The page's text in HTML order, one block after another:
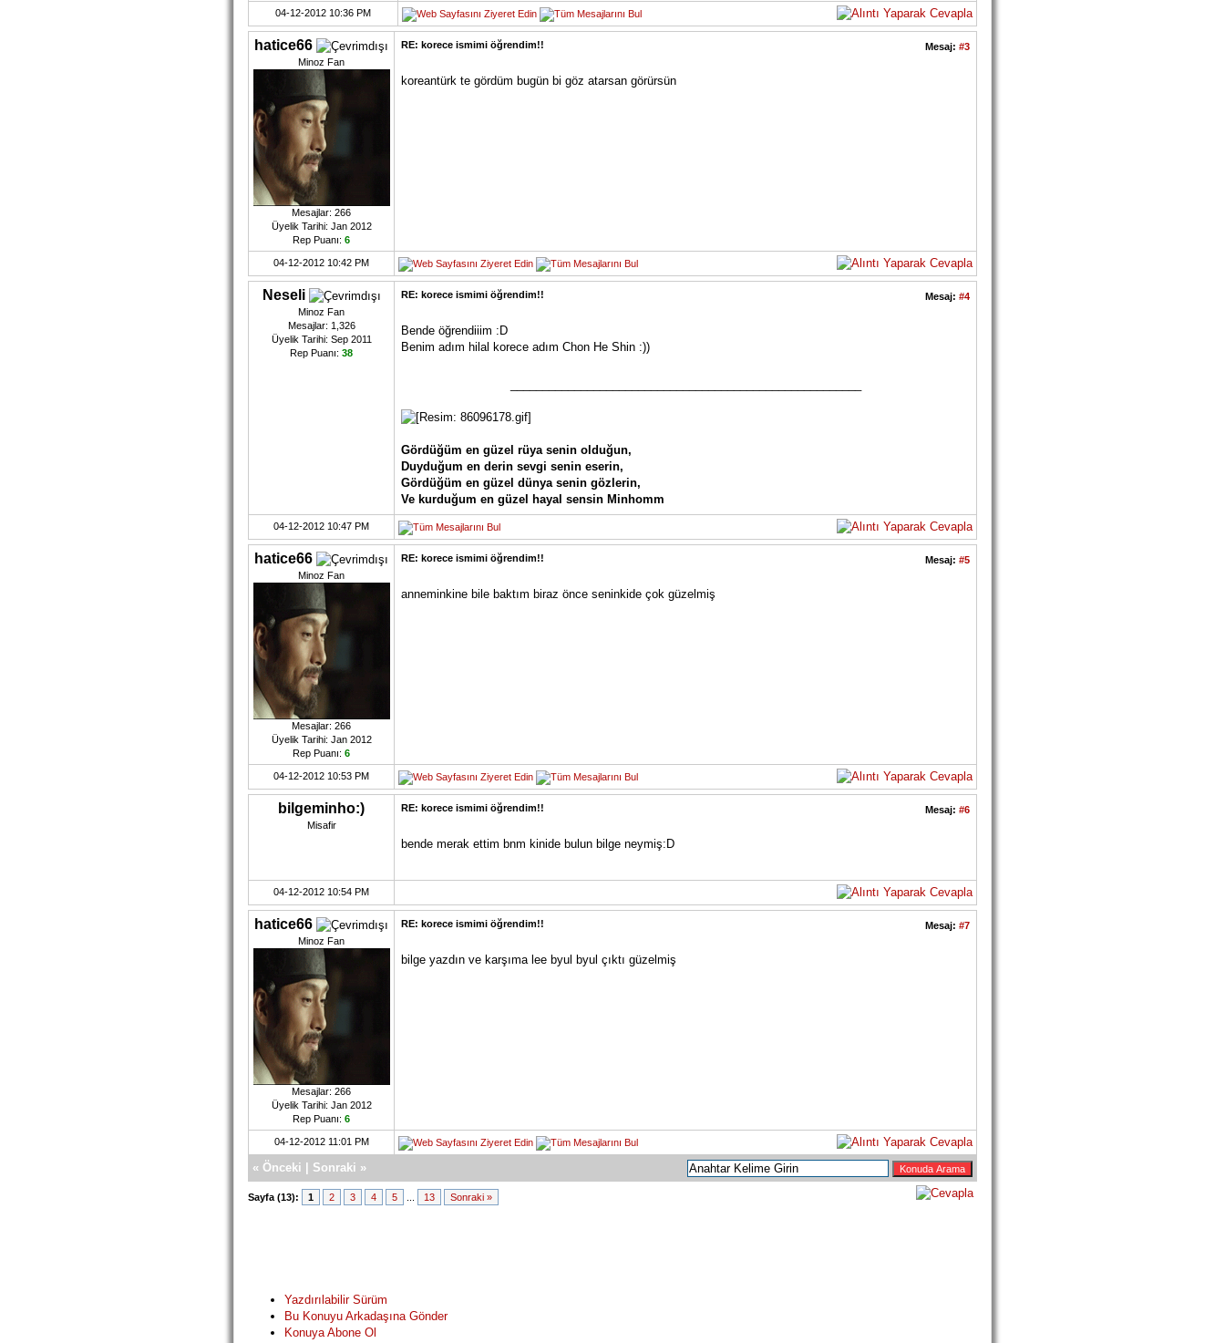
04-12-2012 10:36 PM
hatice66
Minoz Fan
Mesajlar: 266
Üyelik Tarihi: Jan 2012
Rep Puanı: 6
Mesaj: #3
RE: korece ismimi öğrendim!!
koreantürk te gördüm bugün bi göz atarsan görürsün
04-12-2012 10:42 PM
Neseli
Minoz Fan
Mesajlar: 1,326
Üyelik Tarihi: Sep 2011
Rep Puanı: 38
Mesaj: #4
RE: korece ismimi öğrendim!!
Bende öğrendiiim :D
Benim adım hilal korece adım Chon He Shin :))
Gördüğüm en güzel rüya senin olduğun,
Duyduğum en derin sevgi senin eserin,
Gördüğüm en güzel dünya senin gözlerin,
Ve kurduğum en güzel hayal sensin Minhomm
04-12-2012 10:47 PM
hatice66
Minoz Fan
Mesajlar: 266
Üyelik Tarihi: Jan 2012
Rep Puanı: 6
Mesaj: #5
RE: korece ismimi öğrendim!!
anneminkine bile baktım biraz önce seninkide çok güzelmiş
04-12-2012 10:53 PM
bilgeminho:)
Misafir
Mesaj: #6
RE: korece ismimi öğrendim!!
bende merak ettim bnm kinide bulun bilge neymiş:D
04-12-2012 10:54 PM
hatice66
Minoz Fan
Mesajlar: 266
Üyelik Tarihi: Jan 2012
Rep Puanı: 6
Mesaj: #7
RE: korece ismimi öğrendim!!
bilge yazdın ve karşıma lee byul byul çıktı güzelmiş
04-12-2012 11:01 PM
« Önceki Sonraki »
Sayfa (13): 1 2 3 4 5 13 Sonraki »
Yazdırılabilir Sürüm
Bu Konuyu Arkadaşına Gönder
Konuya Abone Ol